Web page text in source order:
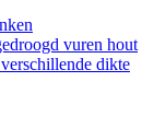
vuren hout
dikte